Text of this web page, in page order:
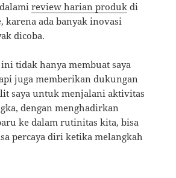
review harian produk di
karena ada banyak inovasi
dicoba.
tidak hanya membuat saya
juga memberikan dukungan
saya untuk menjalani aktivitas
dengan menghadirkan
ke dalam rutinitas kita, bisa
percaya diri ketika melangkah